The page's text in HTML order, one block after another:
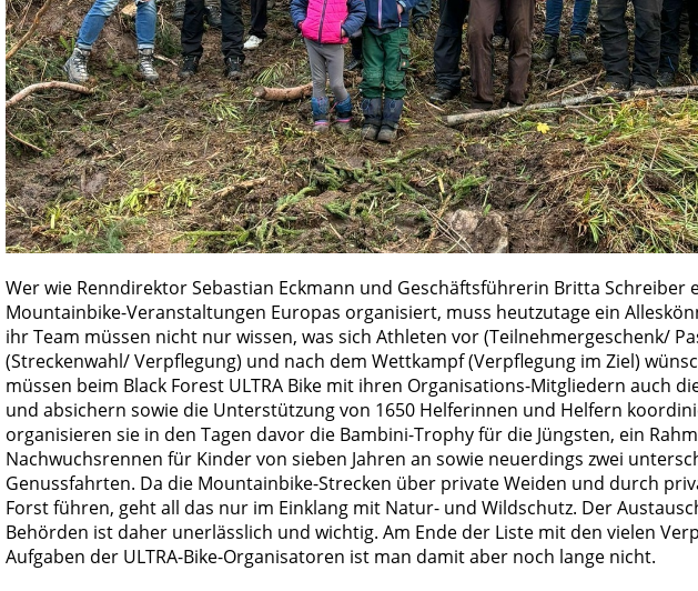
Wer wie Renndirektor Sebastian Eckmann und Geschäftsführerin Britta Schreiber
Mountainbike-Veranstaltungen Europas organisiert, muss heutzutage ein
ihr Team müssen nicht nur wissen, was sich Athleten vor (Teilnehmergeschenk/
(Streckenwahl/ Verpflegung) und nach dem Wettkampf (Verpflegung im Ziel)
müssen beim Black Forest ULTRA Bike mit ihren Organisations-Mitgliedern auch
und absichern sowie die Unterstützung von 1650 Helferinnen und Helfern
organisieren sie in den Tagen davor die Bambini-Trophy für die Jüngsten, ein
Nachwuchsrennen für Kinder von sieben Jahren an sowie neuerdings zwei
Genussfahrten. Da die Mountainbike-Strecken über private Weiden und durch
Forst führen, geht all das nur im Einklang mit Natur- und Wildschutz. Der
Behörden ist daher unerlässlich und wichtig. Am Ende der Liste mit den vielen
Aufgaben der ULTRA-Bike-Organisatoren ist man damit aber noch lange nicht.